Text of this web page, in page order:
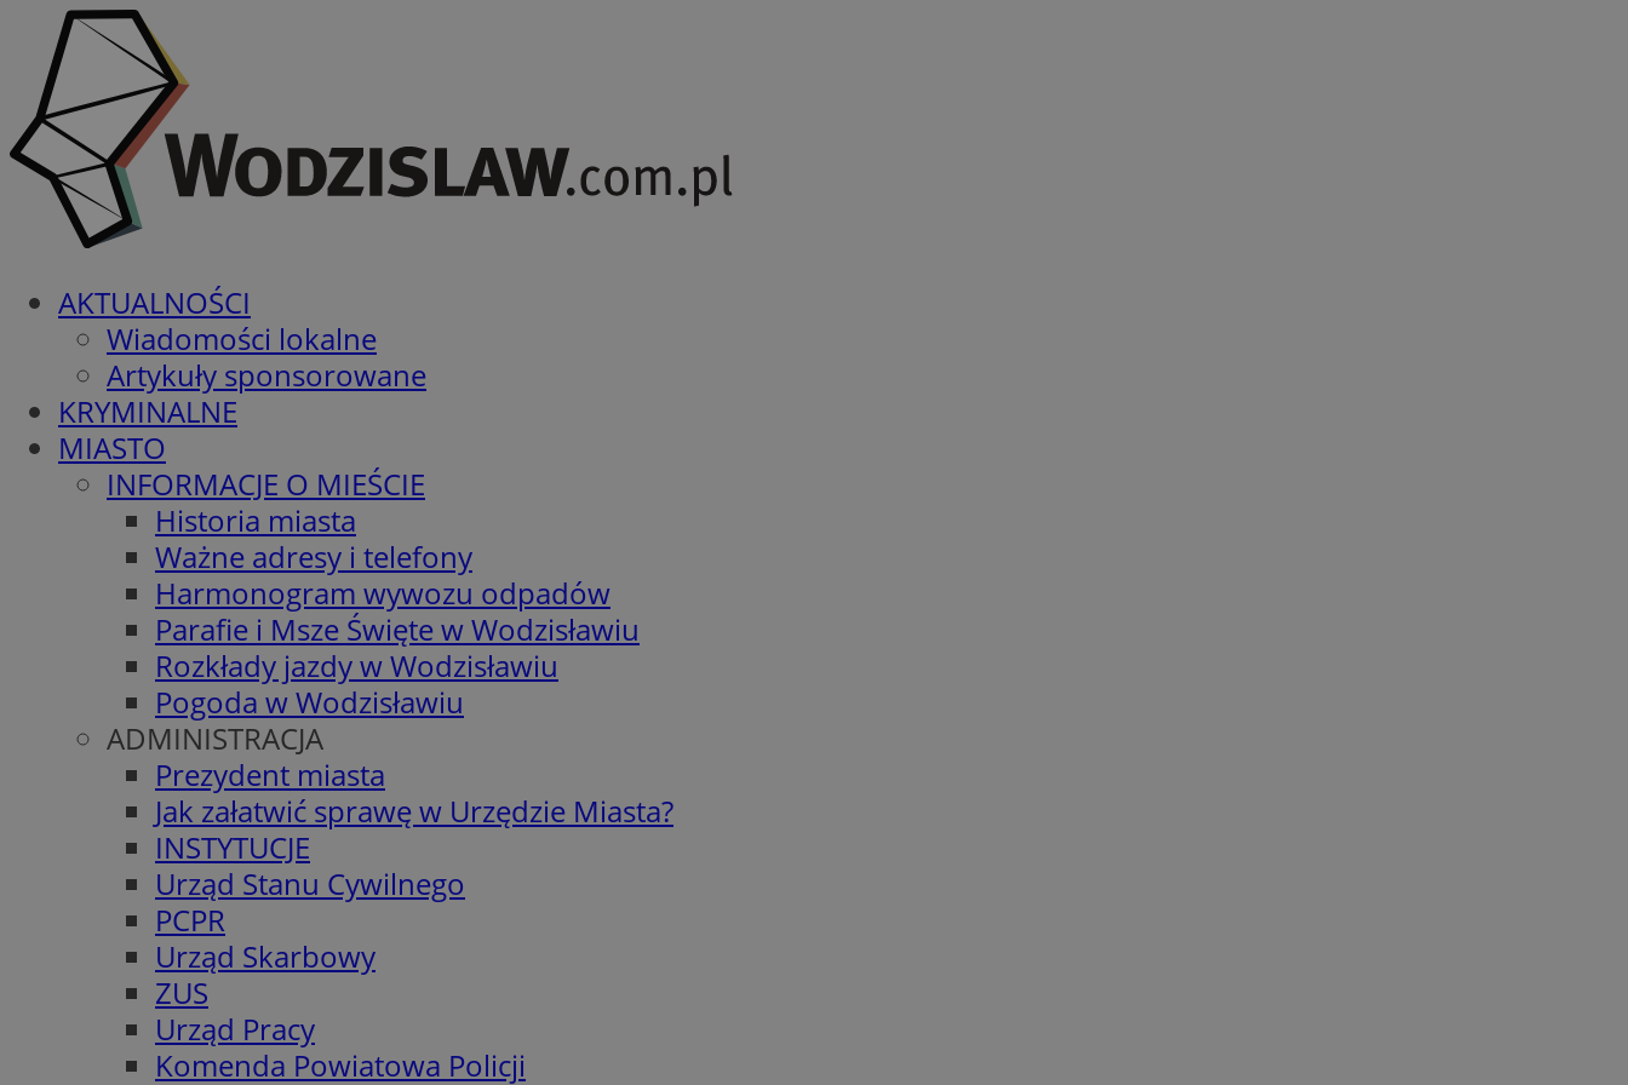
AKTUALNOŚCI
Wiadomości lokalne
Artykuły sponsorowane
KRYMINALNE
MIASTO
INFORMACJE O MIEŚCIE
Historia miasta
Ważne adresy i telefony
Harmonogram wywozu odpadów
Parafie i Msze Święte w Wodzisławiu
Rozkłady jazdy w Wodzisławiu
Pogoda w Wodzisławiu
ADMINISTRACJA
Prezydent miasta
Jak załatwić sprawę w Urzędzie Miasta?
INSTYTUCJE
Urząd Stanu Cywilnego
PCPR
Urząd Skarbowy
ZUS
Urząd Pracy
Komenda Powiatowa Policji